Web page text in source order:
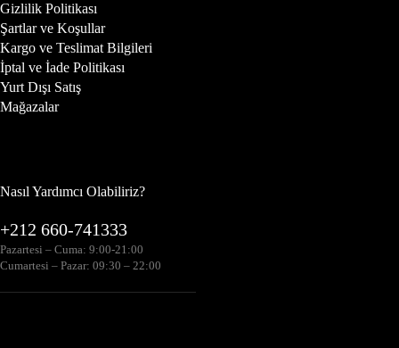
Gizlilik Politikası
Şartlar ve Koşullar
Kargo ve Teslimat Bilgileri
İptal ve İade Politikası
Yurt Dışı Satış
Mağazalar
Nasıl Yardımcı Olabiliriz?
+212 660-741333
Pazartesi – Cuma: 9:00-21:00
Cumartesi – Pazar: 09:30 – 22:00